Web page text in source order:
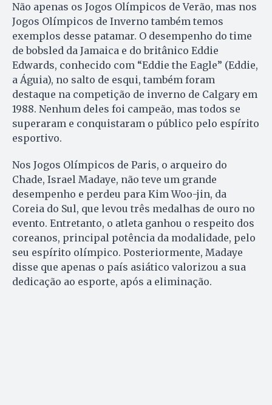
Não apenas os Jogos Olímpicos de Verão, mas nos
Jogos Olímpicos de Inverno também temos
exemplos desse patamar. O desempenho do time
de bobsled da Jamaica e do britânico Eddie
Edwards, conhecido com “Eddie the Eagle” (Eddie,
a Águia), no salto de esqui, também foram
destaque na competição de inverno de Calgary em
1988. Nenhum deles foi campeão, mas todos se
superaram e conquistaram o público pelo espírito
esportivo.
Nos Jogos Olímpicos de Paris, o arqueiro do
Chade, Israel Madaye, não teve um grande
desempenho e perdeu para Kim Woo-jin, da
Coreia do Sul, que levou três medalhas de ouro no
evento. Entretanto, o atleta ganhou o respeito dos
coreanos, principal potência da modalidade, pelo
seu espírito olímpico. Posteriormente, Madaye
disse que apenas o país asiático valorizou a sua
dedicação ao esporte, após a eliminação.